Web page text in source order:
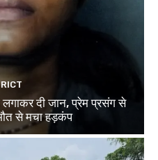
दी जान, प्रेम प्रसंग से
से मचा हड़कंप